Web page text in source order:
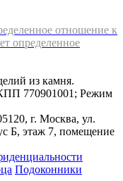
отношение к
определенное
из камня.
770901001; Режим
г. Москва, ул.
Б, этаж 7, помещение
Подоконники